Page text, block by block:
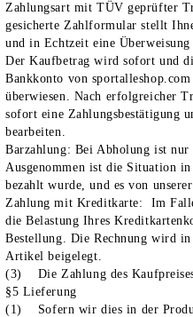
Zahlungsart mit TÜV geprüfter
gesicherte Zahlformular stellt
und in Echtzeit eine
Der Kaufbetrag wird sofort und
Bankkonto von
überwiesen. Nach erfolgreicher
sofort eine Zahlungsbestätigung
bearbeiten.
Barzahlung: Bei Abholung ist
Ausgenommen ist die Situation
bezahlt wurde, und es von
Zahlung mit Kreditkarte: Im
die Belastung Ihres
Bestellung. Die Rechnung wird
Artikel beigelegt.
(3) Die Zahlung des
§5 Lieferung
(1) Sofern wir dies in der